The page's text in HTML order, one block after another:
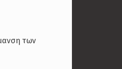
των